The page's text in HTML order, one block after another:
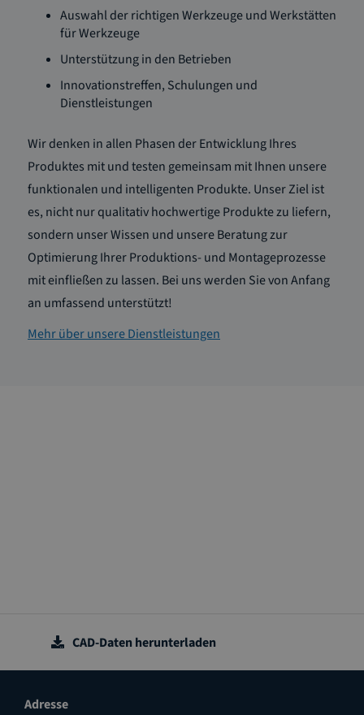
Auswahl der richtigen Werkzeuge und Werkstätten
für Werkzeuge
Unterstützung in den Betrieben
Innovationstreffen, Schulungen und
Dienstleistungen
Wir denken in allen Phasen der Entwicklung Ihres
Produktes mit und testen gemeinsam mit Ihnen unsere
funktionalen und intelligenten Produkte. Unser Ziel ist
es, nicht nur qualitativ hochwertige Produkte zu liefern,
sondern unser Wissen und unsere Beratung zur
Optimierung Ihrer Produktions- und Montageprozesse
mit einfließen zu lassen. Bei uns werden Sie von Anfang
an umfassend unterstützt!
Mehr über unsere Dienstleistungen
CAD-Daten herunterladen
Adresse